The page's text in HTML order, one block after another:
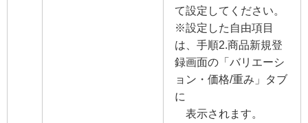
て設定してください。
※設定した自由項目
は、手順2.商品新規登
録画面の「バリエーシ
ョン・価格/重み」タブ
に
表示されます。